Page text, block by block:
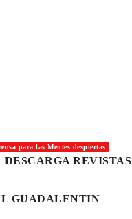
para las Mentes despiertas
DESCARGA REVISTAS
GUADALENTIN